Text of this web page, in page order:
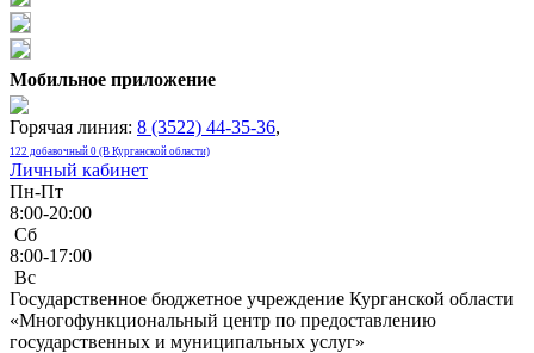
Мобильное приложение
Горячая линия: 8 (3522) 44-35-36,
122 добавочный 0 (В Курганской области)
Личный кабинет
Пн-Пт
8:00-20:00
Сб
8:00-17:00
Bc
Государственное бюджетное учреждение Курганской области
«Многофункциональный центр по предоставлению
государственных и муниципальных услуг»